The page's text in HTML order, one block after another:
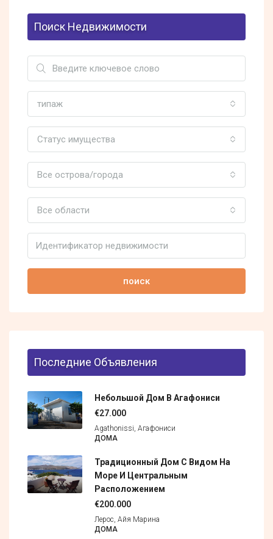
Поиск Недвижимости
типаж
Статус имущества
Все острова/города
Все области
поиск
Последние Объявления
Небольшой Дом В Агафониси
€27.000
Agathonissi, Агафониси
ДОМА
Традиционный Дом С Видом На
Море И Центральным
Расположением
€200.000
Лерос, Айя Марина
ДОМА